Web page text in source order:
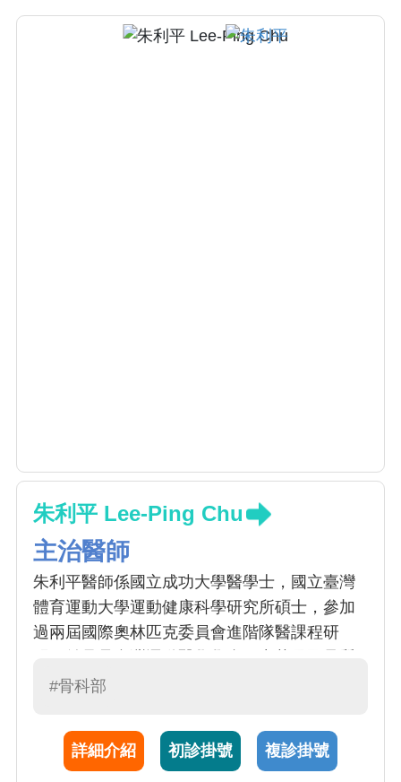
朱利平 Lee-Ping Chu
主治醫師
朱利平醫師係國立成功大學醫學士，國立臺灣
體育運動大學運動健康科學研究所碩士，參加
過兩屆國際奧林匹克委員會進階隊醫課程研
疏鬆症醫學會，中華民國醫用超音波學會，台
員。主要專長為一般骨科手術，運動醫學，骨
質疏鬆症，脊椎外科。
#骨科部
詳細介紹 初診掛號 複診掛號